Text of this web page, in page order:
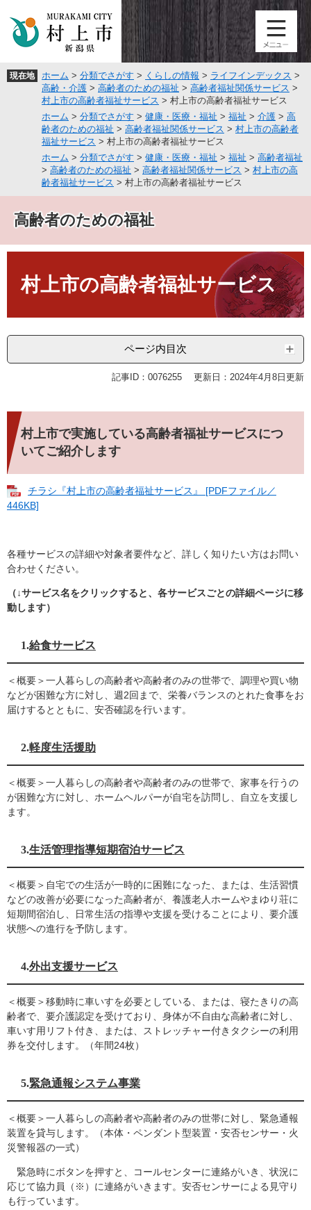
頭
飛現在地 ホーム > 分類でさがす > くらしの情報 > ライフインデックス >
高齢・介護 > 高齢者のための福祉 > 高齢者福祉関係サービス >
村上市の高齢者福祉サービス > 村上市の高齢者福祉サービス
ホーム > 分類でさがす > 健康・医療・福祉 > 福祉 > 介護 > 高
齢者のための福祉 > 高齢者福祉関係サービス > 村上市の高齢者
福祉サービス > 村上市の高齢者福祉サービス
ホーム > 分類でさがす > 健康・医療・福祉 > 福祉 > 高齢者福祉
> 高齢者のための福祉 > 高齢者福祉関係サービス > 村上市の高
齢者福祉サービス > 村上市の高齢者福祉サービス
高齢者のための福祉
村上市の高齢者福祉サービス
ページ内目次
記事ID：0076255 更新日：2024年4月8日更新
村上市で実施している高齢者福祉サービスにつ
いてご紹介します
チラシ『村上市の高齢者福祉サービス』 [PDFファイル／
446KB]
各種サービスの詳細や対象者要件など、詳しく知りたい方はお問い
合わせください。
（↓サービス名をクリックすると、各サービスごとの詳細ページに移
動します）
1.給食サービス
＜概要＞一人暮らしの高齢者や高齢者のみの世帯で、調理や買い物
などが困難な方に対し、週2回まで、栄養バランスのとれた食事をお
届けするとともに、安否確認を行います。
2.軽度生活援助
＜概要＞一人暮らしの高齢者や高齢者のみの世帯で、家事を行うの
が困難な方に対し、ホームヘルパーが自宅を訪問し、自立を支援し
ます。
3.生活管理指導短期宿泊サービス
＜概要＞自宅での生活が一時的に困難になった、または、生活習慣
などの改善が必要になった高齢者が、養護老人ホームやまゆり荘に
短期間宿泊し、日常生活の指導や支援を受けることにより、要介護
状態への進行を予防します。
4.外出支援サービス
＜概要＞移動時に車いすを必要としている、または、寝たきりの高
齢者で、要介護認定を受けており、身体が不自由な高齢者に対し、
車いす用リフト付き、または、ストレッチャー付きタクシーの利用
券を交付します。（年間24枚）
5.緊急通報システム事業
＜概要＞一人暮らしの高齢者や高齢者のみの世帯に対し、緊急通報
装置を貸与します。（本体・ペンダント型装置・安否センサー・火
災警報器の一式）
緊急時にボタンを押すと、コールセンターに連絡がいき、状況に
応じて協力員（※）に連絡がいきます。安否センサーによる見守り
も行っています。